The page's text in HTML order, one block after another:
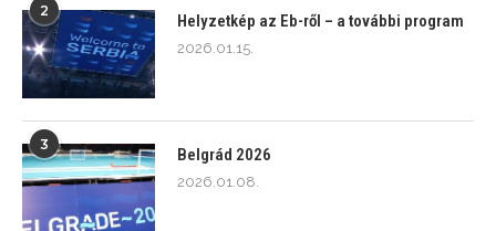
2
Helyzetkép az Eb-ről – a további program
2026.01.15.
3
Belgrád 2026
2026.01.08.